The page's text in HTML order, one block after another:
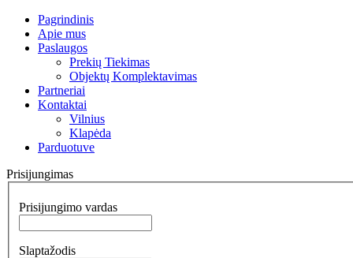
Pagrindinis
Apie mus
Paslaugos
Prekių Tiekimas
Objektų Komplektavimas
Partneriai
Kontaktai
Vilnius
Klapėda
Parduotuve
Prisijungimas
Prisijungimo vardas
Slaptažodis